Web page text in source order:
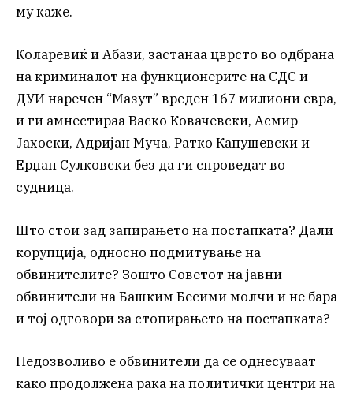
му каже.
Коларевиќ и Абази, застанаа цврсто во одбрана
на криминалот на функционерите на СДС и
ДУИ наречен “Мазут” вреден 167 милиони евра,
и ги амнестираа Васко Ковачевски, Асмир
Јахоски, Адријан Муча, Ратко Капушевски и
Ерџан Сулковски без да ги спроведат во
судница.
Што стои зад запирањето на постапката? Дали
корупција, односно подмитување на
обвинителите? Зошто Советот на јавни
обвинители на Башким Бесими молчи и не бара
и тој одговори за стопирањето на постапката?
Недозволиво е обвинители да се однесуваат
како продолжена рака на политички центри на